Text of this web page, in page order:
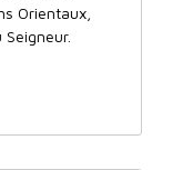
Orientaux,